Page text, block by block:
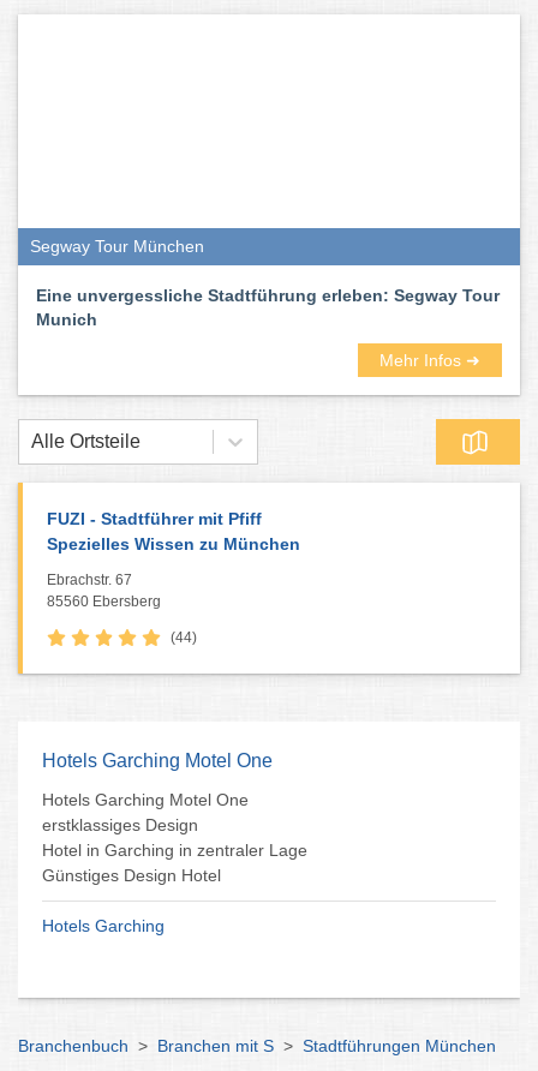
Segway Tour München
Eine unvergessliche Stadtführung erleben: Segway Tour
Munich
Mehr Infos ➜
Alle Ortsteile
FUZI - Stadtführer mit Pfiff
Spezielles Wissen zu München
Ebrachstr. 67
85560 Ebersberg
(44)
Hotels Garching Motel One
Hotels Garching Motel One
erstklassiges Design
Hotel in Garching in zentraler Lage
Günstiges Design Hotel
Hotels Garching
Branchenbuch > Branchen mit S > Stadtführungen München